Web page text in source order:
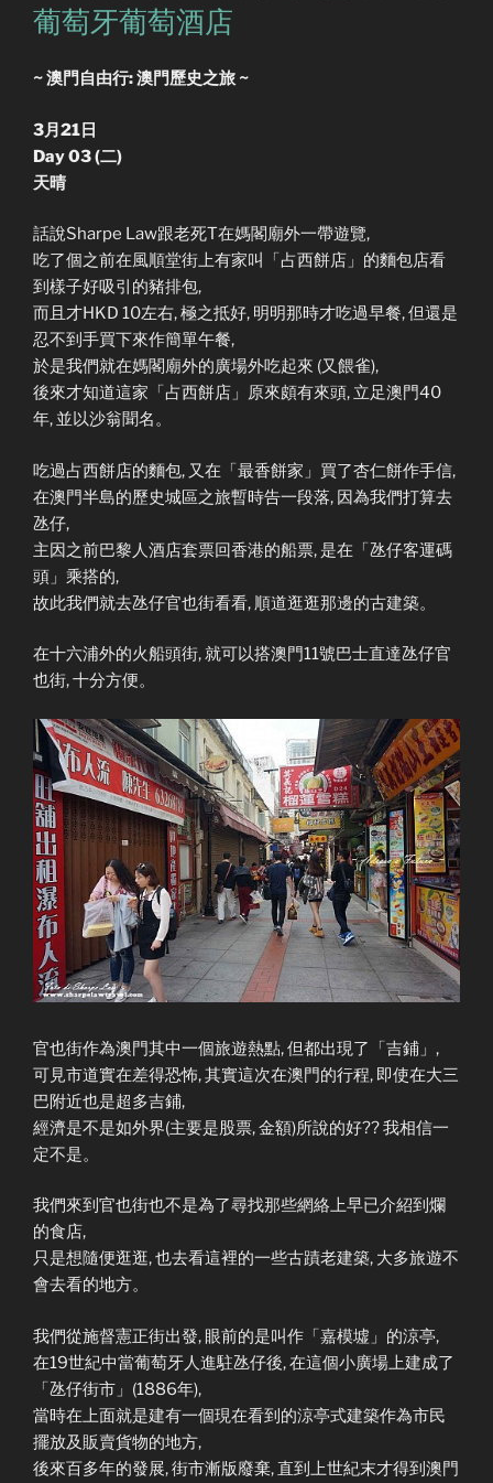
葡萄牙葡萄酒店
~ 澳門自由行: 澳門歷史之旅 ~
3月21日
Day 03 (二)
天晴
話說Sharpe Law跟老死T在媽閣廟外一帶遊覽,
吃了個之前在風順堂街上有家叫「占西餅店」的麵包店看
到樣子好吸引的豬排包,
而且才HKD 10左右, 極之抵好, 明明那時才吃過早餐, 但還是
忍不到手買下來作簡單午餐,
於是我們就在媽閣廟外的廣場外吃起來 (又餵雀),
後來才知道這家「占西餅店」原來頗有來頭, 立足澳門40
年, 並以沙翁聞名。
吃過占西餅店的麵包, 又在「最香餅家」買了杏仁餅作手信,
在澳門半島的歷史城區之旅暫時告一段落, 因為我們打算去
氹仔,
主因之前巴黎人酒店套票回香港的船票, 是在「氹仔客運碼
頭」乘搭的,
故此我們就去氹仔官也街看看, 順道逛逛那邊的古建築。
在十六浦外的火船頭街, 就可以搭澳門11號巴士直達氹仔官
也街, 十分方便。
官也街作為澳門其中一個旅遊熱點, 但都出現了「吉鋪」,
可見市道實在差得恐怖, 其實這次在澳門的行程, 即使在大三
巴附近也是超多吉鋪,
經濟是不是如外界(主要是股票, 金額)所說的好?? 我相信一
定不是。
我們來到官也街也不是為了尋找那些網絡上早已介紹到爛
的食店,
只是想隨便逛逛, 也去看這裡的一些古蹟老建築, 大多旅遊不
會去看的地方。
我們從施督憲正街出發, 眼前的是叫作「嘉模墟」的涼亭,
在19世紀中當葡萄牙人進駐氹仔後, 在這個小廣場上建成了
「氹仔街市」(1886年),
當時在上面就是建有一個現在看到的涼亭式建築作為市民
擺放及販賣貨物的地方,
後來百多年的發展, 街市漸版廢棄, 直到上世紀末才得到澳門